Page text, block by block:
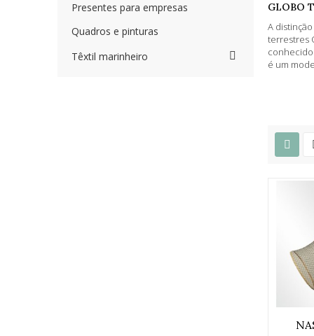
Presentes para empresas
Quadros e pinturas
Têxtil marinheiro
GLOBO
A
terrestres
é um